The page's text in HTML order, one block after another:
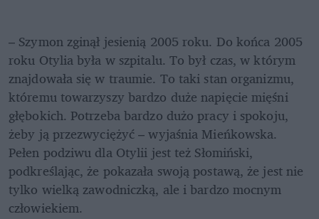
– Szymon zginął jesienią 2005 roku. Do końca 2005
roku Otylia była w szpitalu. To był czas, w którym
znajdowała się w traumie. To taki stan organizmu,
któremu towarzyszy bardzo duże napięcie mięśni
głębokich. Potrzeba bardzo dużo pracy i spokoju,
żeby ją przezwyciężyć – wyjaśnia Mieńkowska.
Pełen podziwu dla Otylii jest też Słomiński,
podkreślając, że pokazała swoją postawą, że jest nie
tylko wielką zawodniczką, ale i bardzo mocnym
człowiekiem.